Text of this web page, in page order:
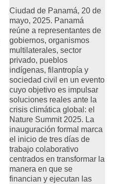
Ciudad de Panamá, 20 de
mayo, 2025. Panamá
reúne a representantes de
gobiernos, organismos
multilaterales, sector
privado, pueblos
indígenas, filantropía y
sociedad civil en un evento
cuyo objetivo es impulsar
soluciones reales ante la
crisis climática global: el
Nature Summit 2025. La
inauguración formal marca
el inicio de tres días de
trabajo colaborativo
centrados en transformar la
manera en que se
financian y ejecutan las